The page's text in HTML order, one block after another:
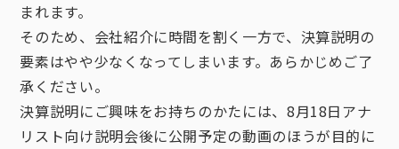
まれます。
そのため、会社紹介に時間を割く一方で、決算説明の
要素はやや少なくなってしまいます。あらかじめご了
承ください。
決算説明にご興味をお持ちのかたには、8月18日アナ
リスト向け説明会後に公開予定の動画のほうが目的に